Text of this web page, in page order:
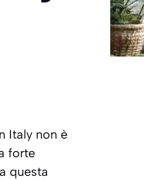
Italy non è
forte
questa